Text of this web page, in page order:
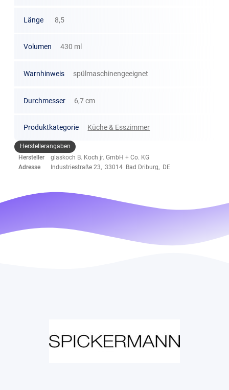
Länge 8,5
Volumen 430 ml
Warnhinweis spülmaschinengeeignet
Durchmesser 6,7 cm
Produktkategorie Küche & Esszimmer
Herstellerangaben
Hersteller
glaskoch B. Koch jr. GmbH + Co. KG
Adresse
Industriestraße 23, 33014 Bad Driburg, DE